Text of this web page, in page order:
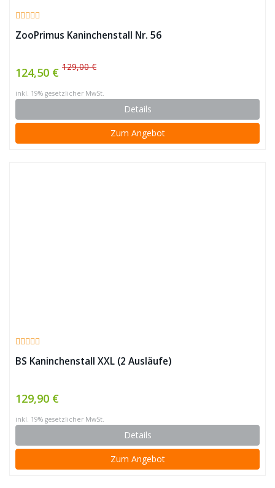
ZooPrimus Kaninchenstall Nr. 56
124,50 € 129,00 €
inkl. 19% gesetzlicher MwSt.
Details
Zum Angebot
BS Kaninchenstall XXL (2 Ausläufe)
129,90 €
inkl. 19% gesetzlicher MwSt.
Details
Zum Angebot